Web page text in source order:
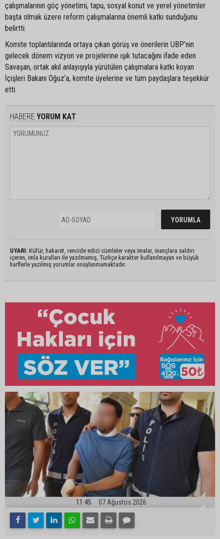
çalışmalarının göç yönetimi, tapu, sosyal konut ve yerel yönetimler
başta olmak üzere reform çalışmalarına önemli katkı sunduğunu
belirtti.
Komite toplantılarında ortaya çıkan görüş ve önerilerin UBP’nin
gelecek dönem vizyon ve projelerine ışık tutacağını ifade eden
Savaşan, ortak akıl anlayışıyla yürütülen çalışmalara katkı koyan
İçişleri Bakanı Oğuz’a, komite üyelerine ve tüm paydaşlara teşekkür
etti.
HABERE YORUM KAT
UYARI: Küfür, hakaret, rencide edici cümleler veya imalar, inançlara saldırı
içeren, imla kuralları ile yazılmamış, Türkçe karakter kullanılmayan ve büyük
harflerle yazılmış yorumlar onaylanmamaktadır.
11:45 07 Ağustos 2026